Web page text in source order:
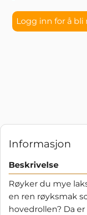
Logg inn for å
Informasjon
Beskrivelse
Røyker du mye
en ren røyksmak
hovedrollen? Da